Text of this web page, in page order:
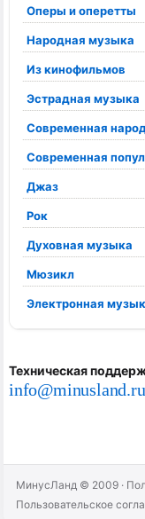
Оперы и оперетты
Народная музыка
Из кинофильмов
Эстрадная музыка
Современная
Современная
Джаз
Рок
Духовная музыка
Мюзикл
Электронная
Техническая
info@minusland.ru
МинусЛанд © 2009 ·
Пользовательское